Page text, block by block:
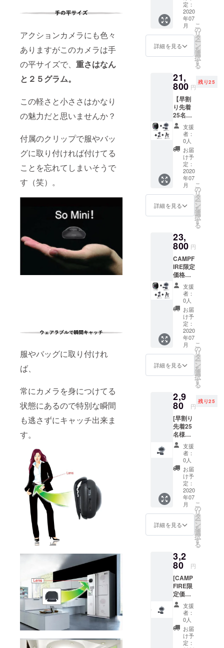
アクションカメラにも色々
ありますがこのカメラは手
の平サイズで、 重さはなん
と２５グラム。
この軽さと小ささはかなり
の魅力だと思いませんか？
付属のクリップで服やバッ
グに取り付ければ付けてる
ことを忘れてしまいそうで
す（笑）。
服やバッグに取り付けれ
ば、
常にカメラを身につけてる
状態にあるので特別な瞬間
も逃さずにキャッチ出来ま
す。
円（送
料込
み） ・
ラー
ブラッ
カメラ
本体２
【先着
300名様
限
定！】
定価
格
47,600
円
→CAM
PFIRE
限定価
格
29,800
円（送
料込
み） ・
ラー
ブラッ
ク
定：
2020
年07
月
詳細を見る
こ
の
リ
タ
ー
ン
を
選
択
す
る
21,
800 円
残り25
【早割
り先着
25名様
44％オ
フ】■ど
こでも
アク
ション
カメラ
フル
セット
■どこで
もアク
ション
カメラ
用防水
ケース
１個 ■
専用マ
ウントA
１個 ■
専用マ
ウントB
１個 [早
割り先
着25名
様44％
オフ] ・
一般販
売予定
価格
39,120
21,800
円（送
み）
支援
者：
0人
お届
け予
定：
2020
年07
月
詳細を見る
こ
の
リ
タ
ー
ン
を
選
択
す
る
23,
800 円
CAMPF
IRE限定
価格
39％オ
フ■どこ
でもア
クショ
ンカメ
ラ フル
セット
■どこで
もアク
ション
カメラ
本体１
ケース
１個 ■
専用マ
ウントA
１個 ■
専用マ
ウントB
１個
[CAMP
FIRE限
定価格
39％オ
フ] ・一
般販売
予定価
格
39,120
限定価
格
円（送
料込
み）
支援
者：
0人
お届
け予
定：
2020
年07
月
詳細を見る
こ
の
リ
タ
ー
ン
を
選
択
す
る
2,9
80 円
残り25
[早割り
先着25
名様
25％オ
フ] ■専
用防水
ケース
１個 ・
【先着
25名様
定！】
・一般
販売予
定価
→早
割り価
格
2,980円
（送料
込み）
支援
者：
0人
お届
け予
定：
2020
年07
月
詳細を見る
こ
の
リ
タ
ー
ン
を
選
択
す
る
3,2
80 円
[CAMP
FIRE限
定価格
17％オ
フ] ■専
用防水
ケース
１個 ・
【CAM
支援
者：
0人
お届
け予
定：